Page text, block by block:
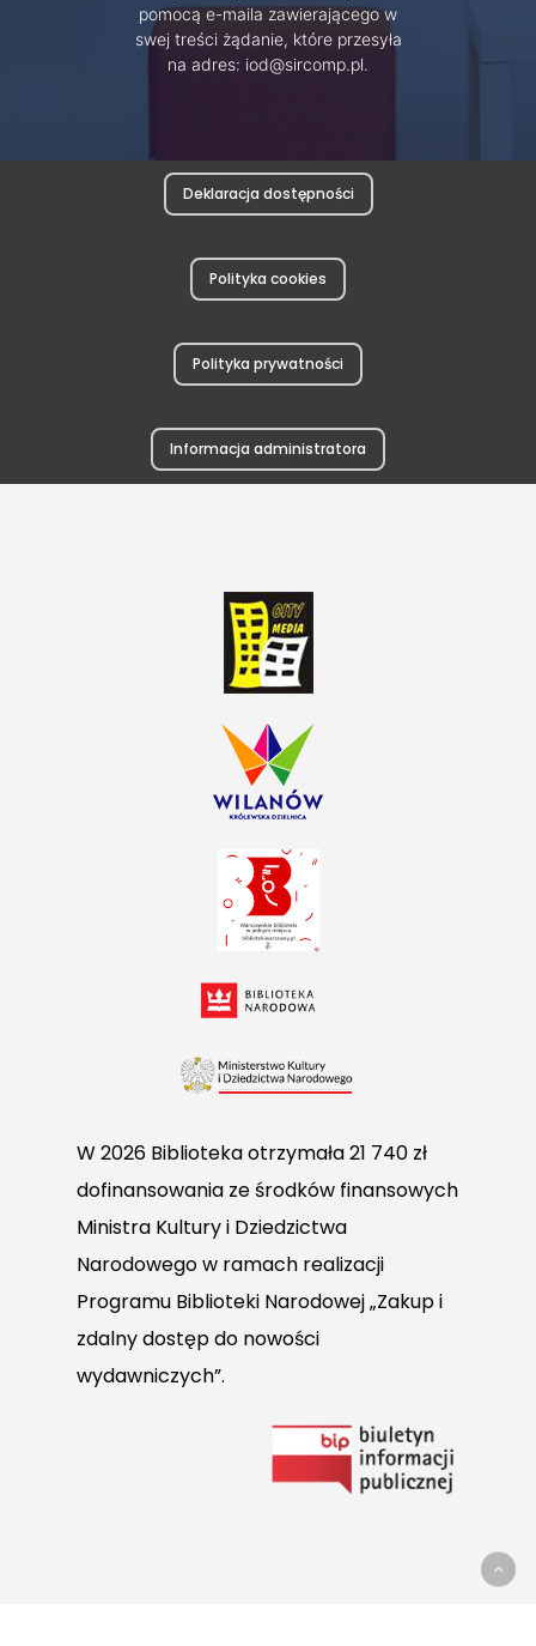
pomocą e-maila zawierającego w
swej treści żądanie, które przesyła
na adres: iod@sircomp.pl.
Deklaracja dostępności
Polityka cookies
Polityka prywatności
Informacja administratora
W 2026 Biblioteka otrzymała 21 740 zł
dofinansowania ze środków finansowych
Ministra Kultury i Dziedzictwa
Narodowego w ramach realizacji
Programu Biblioteki Narodowej „Zakup i
zdalny dostęp do nowości
wydawniczych”.
do